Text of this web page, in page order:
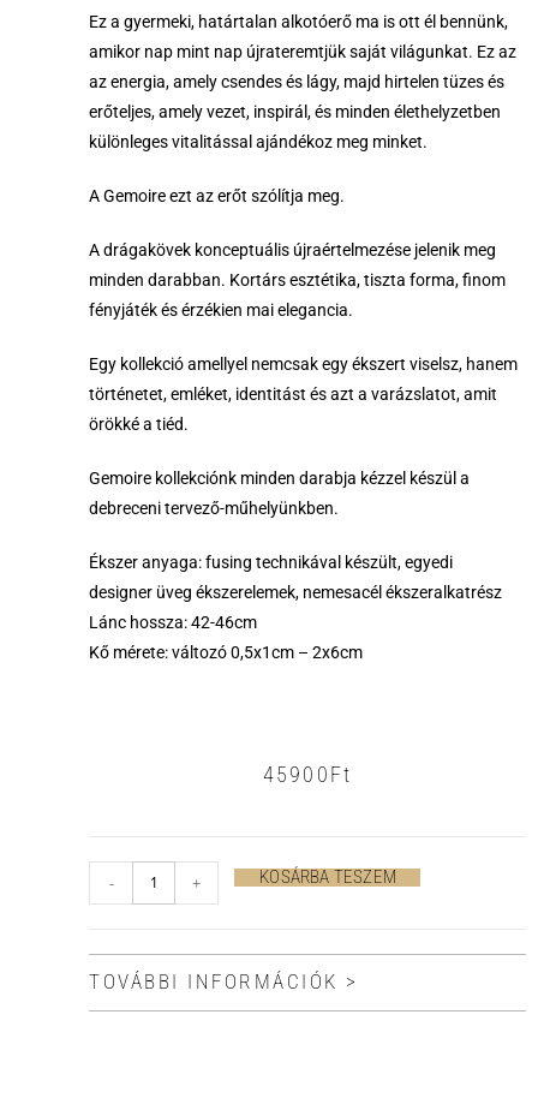
Ez a gyermeki, határtalan alkotóerő ma is ott él bennünk,
amikor nap mint nap újrateremtjük saját világunkat. Ez az
az energia, amely csendes és lágy, majd hirtelen tüzes és
erőteljes, amely vezet, inspirál, és minden élethelyzetben
különleges vitalitással ajándékoz meg minket.
A Gemoire ezt az erőt szólítja meg.
A drágakövek konceptuális újraértelmezése jelenik meg
minden darabban. Kortárs esztétika, tiszta forma, finom
fényjáték és érzékien mai elegancia.
Egy kollekció amellyel nemcsak egy ékszert viselsz, hanem
történetet, emléket, identitást és azt a varázslatot, amit
örökké a tiéd.
Gemoire kollekciónk minden darabja kézzel készül a
debreceni tervező-műhelyünkben.
Ékszer anyaga: fusing technikával készült, egyedi
designer üveg ékszerelemek, nemesacél ékszeralkatrész
Lánc hossza: 42-46cm
Kő mérete: változó 0,5x1cm – 2x6cm
45900Ft
- + KOSÁRBA TESZEM
TOVÁBBI INFORMÁCIÓK >